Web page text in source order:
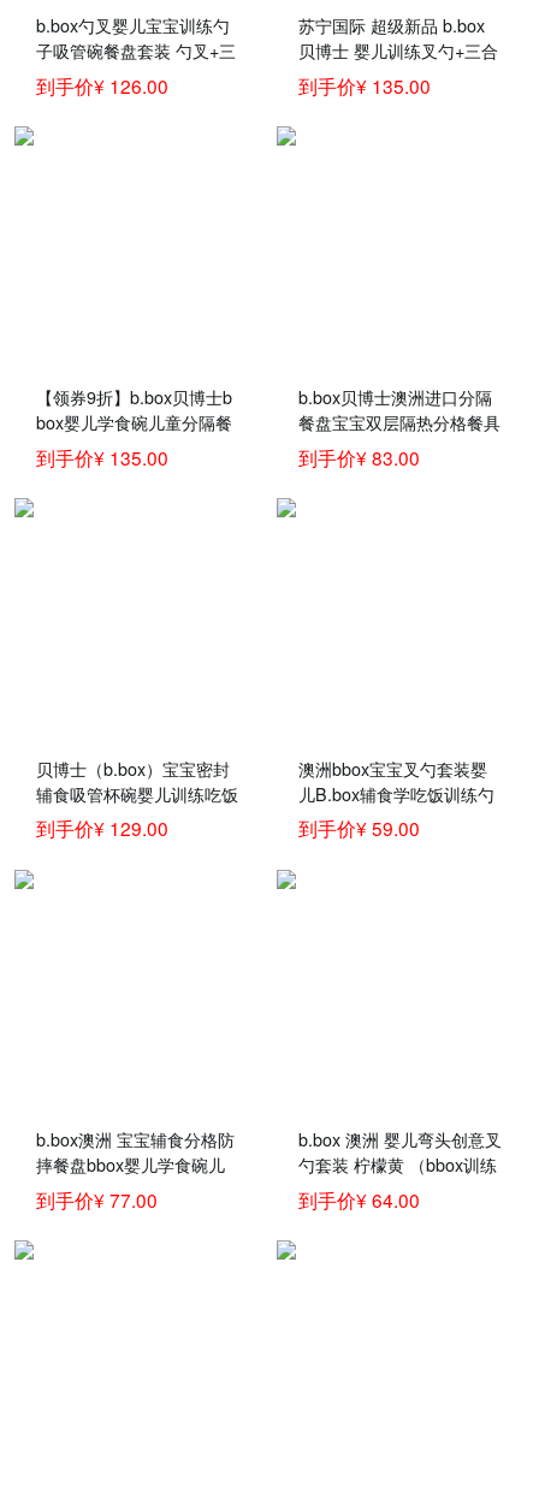
b.box勺叉婴儿宝宝训练勺
子吸管碗餐盘套装 勺叉+三
合一吸管碗（红色套装）
到手价¥ 126.00
苏宁国际 超级新品 b.box
贝博士 婴儿训练叉勺+三合
一吸管碗 儿童餐具宝宝吃
饭叉子 辅食碗 套装 【购买
到手价¥ 135.00
【领券9折】b.box贝博士b
box婴儿学食碗儿童分隔餐
盘 +勺叉套装 bbox宝宝吃
饭组合套装 柠檬黄
到手价¥ 135.00
b.box贝博士澳洲进口分隔
餐盘宝宝双层隔热分格餐具
盘耐摔防滑碗
到手价¥ 83.00
贝博士（b.box）宝宝密封
辅食吸管杯碗婴儿训练吃饭
喝汤叉勺子保温碗套装零食
碗澳洲bbox儿童餐具 黄灰
到手价¥ 129.00
澳洲bbox宝宝叉勺套装婴
儿B.box辅食学吃饭训练勺
子弯头儿童餐具 黄灰色
到手价¥ 59.00
b.box澳洲 宝宝辅食分格防
摔餐盘bbox婴儿学食碗儿
童分隔餐具
到手价¥ 77.00
b.box 澳洲 婴儿弯头创意叉
勺套装 柠檬黄 （bbox训练
勺 宝宝儿童餐具叉子勺
子）
到手价¥ 64.00